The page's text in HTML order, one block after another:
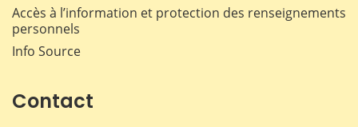
Accès à l’information et protection des renseignements
personnels
Info Source
Contact